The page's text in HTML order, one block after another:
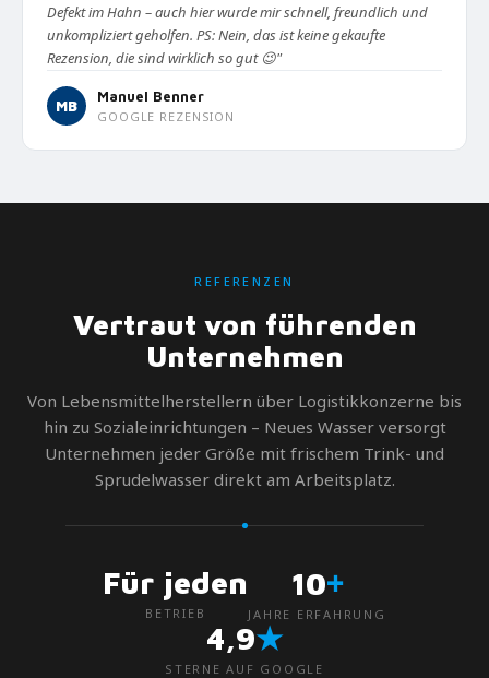
Defekt im Hahn – auch hier wurde mir schnell, freundlich und
unkompliziert geholfen. PS: Nein, das ist keine gekaufte
Rezension, die sind wirklich so gut 😉"
MB
Manuel Benner
GOOGLE REZENSION
REFERENZEN
Vertraut von führenden
Unternehmen
Von Lebensmittelherstellern über Logistikkonzerne bis
hin zu Sozialeinrichtungen – Neues Wasser versorgt
Unternehmen jeder Größe mit frischem Trink- und
Sprudelwasser direkt am Arbeitsplatz.
Für jeden
BETRIEB
10+
JAHRE ERFAHRUNG
4,9★
STERNE AUF GOOGLE